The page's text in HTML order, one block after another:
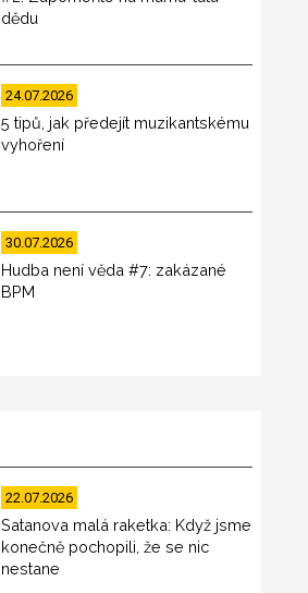
dědu
24.07.2026
5 tipů, jak předejít muzikantskému
vyhoření
30.07.2026
Hudba není věda #7: zakázané
BPM
22.07.2026
Satanova malá raketka: Když jsme
konečně pochopili, že se nic
nestane